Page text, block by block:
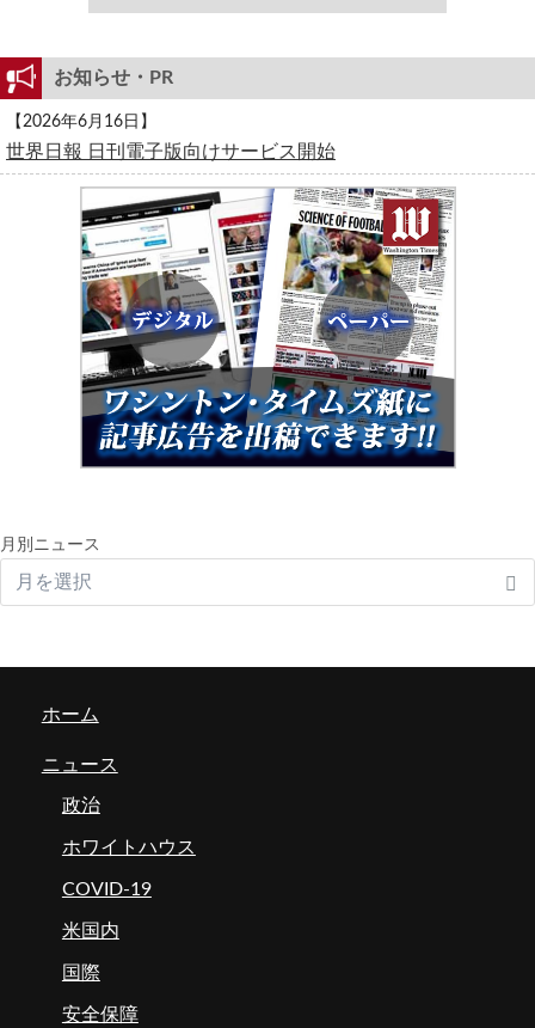
お知らせ・PR
【2026年6月16日】
世界日報 日刊電子版向けサービス開始
月別ニュース
ホーム
ニュース
政治
ホワイトハウス
COVID-19
米国内
国際
安全保障